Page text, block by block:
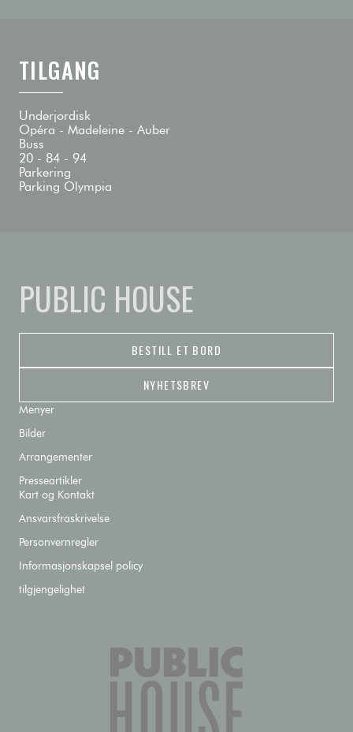
TILGANG
Underjordisk
Opéra - Madeleine - Auber
Buss
20 - 84 - 94
Parkering
Parking Olympia
PUBLIC HOUSE
BESTILL ET BORD
NYHETSBREV
Menyer
Bilder
Arrangementer
Presseartikler
Kart og Kontakt
Ansvarsfraskrivelse
Personvernregler
Informasjonskapsel policy
tilgjengelighet